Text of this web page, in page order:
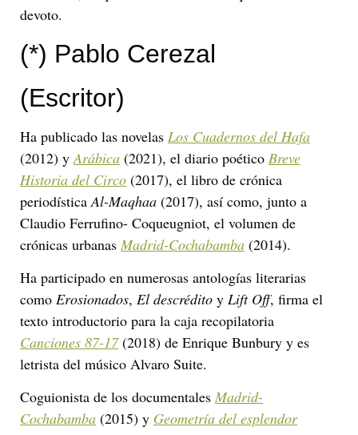
devoto.
(*) Pablo Cerezal
(Escritor)
Ha publicado las novelas Los Cuadernos del Hafa
(2012) y Arábica (2021), el diario poético Breve
Historia del Circo (2017), el libro de crónica
periodística Al-Maqhaa (2017), así como, junto a
Claudio Ferrufino- Coqueugniot, el volumen de
crónicas urbanas Madrid-Cochabamba (2014).
Ha participado en numerosas antologías literarias
como Erosionados, El descrédito y Lift Off, firma el
texto introductorio para la caja recopilatoria
Canciones 87-17(2018) de Enrique Bunbury y es
letrista del músico Alvaro Suite.
Coguionista de los documentales Madrid-
Cochabamba (2015) y Geometría del esplendor